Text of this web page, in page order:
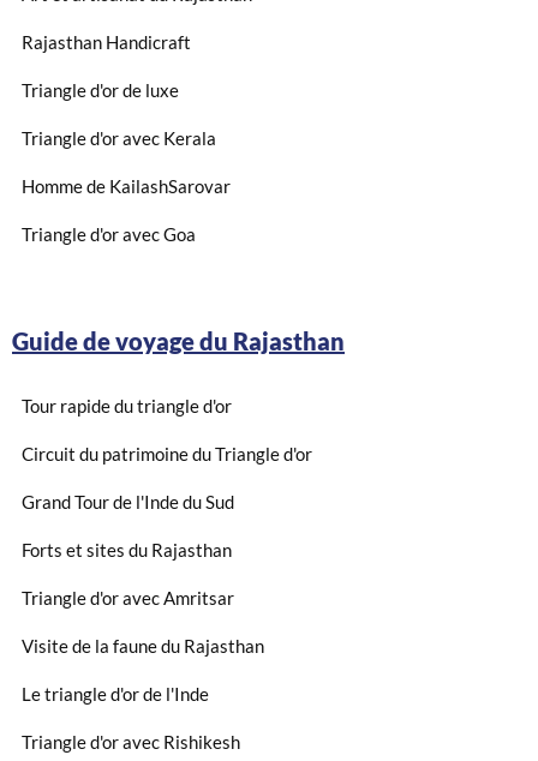
Rajasthan Handicraft
Triangle d'or de luxe
Triangle d'or avec Kerala
Homme de KailashSarovar
Triangle d'or avec Goa
Guide de voyage du Rajasthan
Tour rapide du triangle d'or
Circuit du patrimoine du Triangle d'or
Grand Tour de l'Inde du Sud
Forts et sites du Rajasthan
Triangle d'or avec Amritsar
Visite de la faune du Rajasthan
Le triangle d'or de l'Inde
Triangle d'or avec Rishikesh